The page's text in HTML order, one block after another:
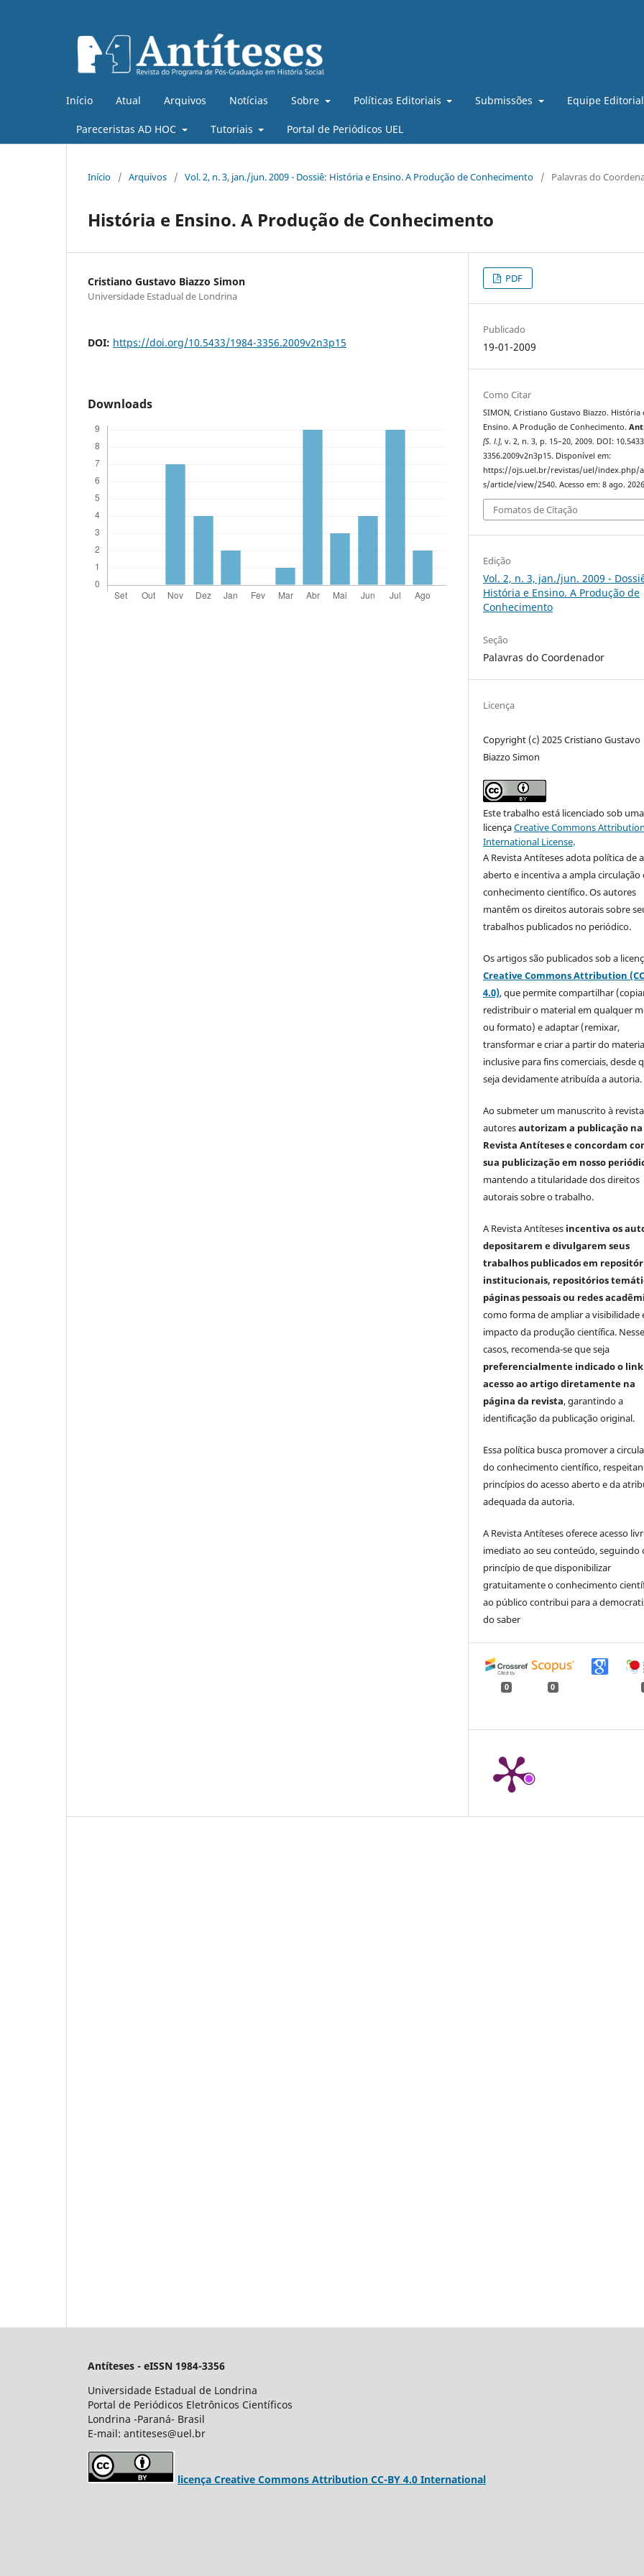
Início Atual Arquivos Notícias Sobre Políticas Editoriais Submissões Equipe Editorial
Pareceristas AD HOC Tutoriais Portal de Periódicos UEL
Início / Arquivos / Vol. 2, n. 3, jan./jun. 2009 - Dossiê: História e Ensino. A Produção de Conhecimento / Palavras do
História e Ensino. A Produção de Conhecimento
Cristiano Gustavo Biazzo Simon
Universidade Estadual de Londrina
DOI: https://doi.org/10.5433/1984-3356.2009v2n3p15
Downloads
PDF
Publicado
19-01-2009
Como Citar
SIMON, Cristiano Gustavo Biazzo. História
Ensino. A Produção de Conhecimento.
[S. l.], v. 2, n. 3, p. 15–20, 2009. DOI:
3356.2009v2n3p15. Disponível em:
https://ojs.uel.br/revistas/uel/index.php/
s/article/view/2540. Acesso em: 8 ago.
Fomatos de Citação
Edição
Vol. 2, n. 3, jan./jun. 2009 -
História e Ensino. A Produção de
Conhecimento
Seção
Palavras do Coordenador
Licença
Copyright (c) 2025 Cristiano Gustavo
Biazzo Simon
Este trabalho está licenciado sob uma
licençaCreative Commons
International License.
A Revista Antíteses adota política de
aberto e incentiva a ampla circulação
conhecimento científico. Os autores
mantêm os direitos autorais sobre
trabalhos publicados no periódico.
Os artigos são publicados sob a
Creative Commons Attribution
4.0), que permite compartilhar
redistribuir o material em qualquer
ou formato) e adaptar (remixar,
transformar e criar a partir do
inclusive para fins comerciais, desde
seja devidamente atribuída a autoria.
Ao submeter um manuscrito à
autoresautorizam a publicação na
Revista Antíteses e concordam
sua publicização em nosso
mantendo a titularidade dos direitos
autorais sobre o trabalho.
A Revista Antíteses incentiva os
depositarem e divulgarem seus
trabalhos publicados em
institucionais, repositórios
páginas pessoais ou redes
como forma de ampliar a visibilidade
impacto da produção científica.
casos, recomenda-se que seja
preferencialmente indicado o
acesso ao artigo diretamente na
página da revista, garantindo a
identificação da publicação original.
Essa política busca promover a
do conhecimento científico,
princípios do acesso aberto e da
adequada da autoria.
A Revista Antíteses oferece acesso
imediato ao seu conteúdo, seguindo
princípio de que disponibilizar
gratuitamente o conhecimento
ao público contribui para a
do saber
0 0
Antíteses - eISSN 1984-3356
Universidade Estadual de Londrina
Portal de Periódicos Eletrônicos Científicos
Londrina -Paraná- Brasil
E-mail: antiteses@uel.br
licença Creative Commons Attribution CC-BY 4.0 International